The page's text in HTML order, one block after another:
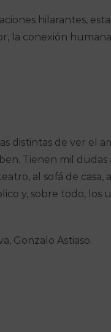
hilarantes,
la conexión
distintas de ver el
Tienen mil
al sofá de casa,
y, sobre todo, los
Gonzalo Astiaso.